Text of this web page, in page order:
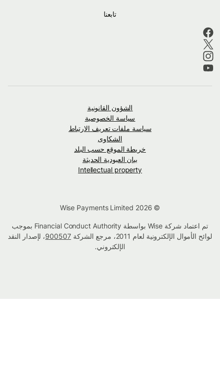
تابعنا
الشؤون القانونية
سياسة الخصوصية
سياسة ملفات تعريف الارتباط
الشكاوى
خريطة الموقع حسب البلد
بيان العبودية الحديثة
Intellectual property
تم اعتماد شركة Wise بواسطة Financial Conduct Authority بموجب
لوائح الأموال الإلكترونية لعام 2011، مرجع الشركة
900507، لإصدار النقد
الإلكتروني.